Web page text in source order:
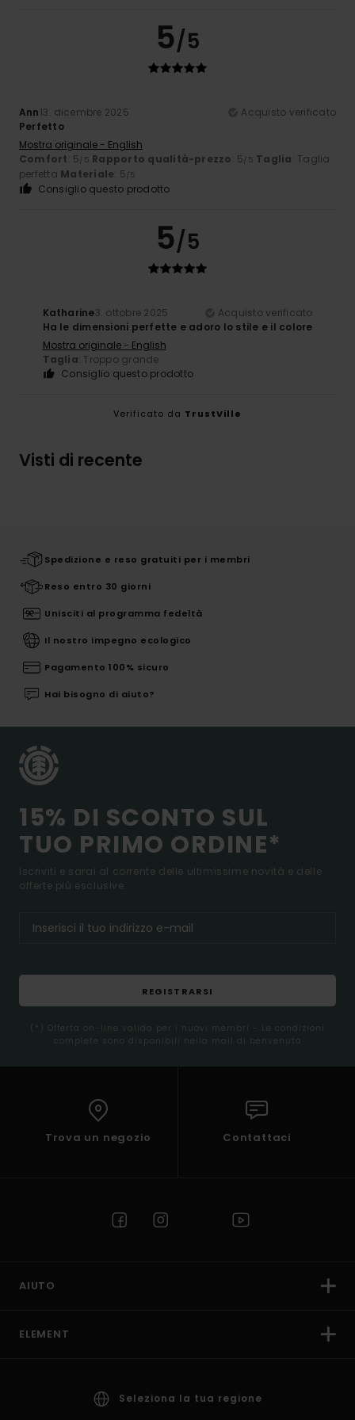
5/5
Ann13. dicembre 2025
Acquisto verificato
Perfetto
Mostra originale - English
Comfort: 5/5 Rapporto qualità-prezzo: 5/5 Taglia: Taglia
perfetta Materiale: 5/5
Consiglio questo prodotto
5/5
Katharine3. ottobre 2025
Acquisto verificato
Ha le dimensioni perfette e adoro lo stile e il colore
Mostra originale - English
Taglia: Troppo grande
Consiglio questo prodotto
Verificato da TrustVille
Visti di recente
Spedizione e reso gratuiti per i membri
Reso entro 30 giorni
Unisciti al programma fedeltà
Il nostro impegno ecologico
Pagamento 100% sicuro
Hai bisogno di aiuto?
15% DI SCONTO SUL
TUO PRIMO ORDINE*
Iscriviti e sarai al corrente delle ultimissime novità e delle
offerte più esclusive.
REGISTRARSI
(*) Offerta on-line valida per i nuovi membri - Le condizioni
complete sono disponibili nella mail di benvenuto
Trova un negozio Contattaci
AIUTO
ELEMENT
Seleziona la tua regione